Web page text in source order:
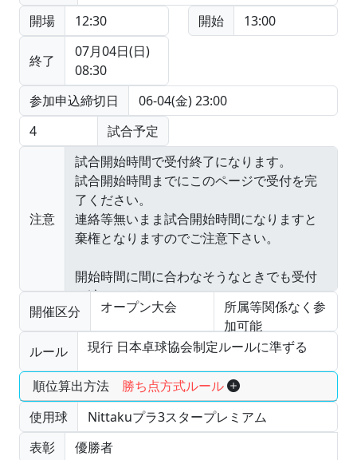
開場
12:30 開始 13:00
終了
07月04日(日)
08:30
参加申込締切日
06-04(金) 23:00
4
試合予定
注意
開催区分 オープン大会
所属等関係なく参
加可能
ルール
現行 日本卓球協会制定ルールに準ずる
順位算出方法 勝ち点方式ルール
使用球
Nittakuプラ3スタープレミアム
表彰
優勝者